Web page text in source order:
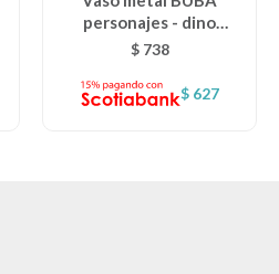
personajes - dino
bubazoo
$ 738
$ 627